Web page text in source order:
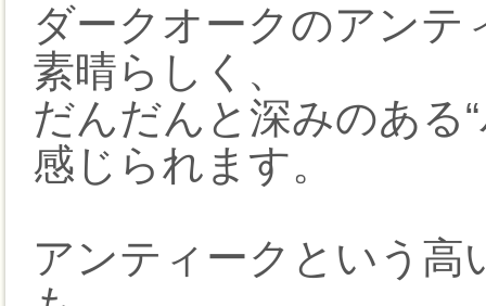
ダークオークのアンテ
素晴らしく、
だんだんと深みのある
感じられます。
アンティークという